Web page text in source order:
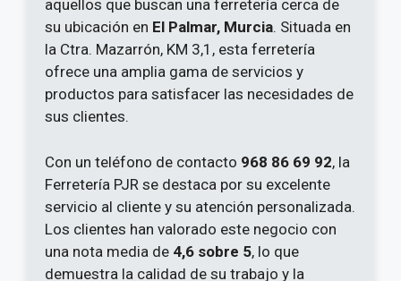
aquellos que buscan una ferretería cerca de
su ubicación en El Palmar, Murcia. Situada en
la Ctra. Mazarrón, KM 3,1, esta ferretería
ofrece una amplia gama de servicios y
productos para satisfacer las necesidades de
sus clientes.
Con un teléfono de contacto 968 86 69 92, la
Ferretería PJR se destaca por su excelente
servicio al cliente y su atención personalizada.
Los clientes han valorado este negocio con
una nota media de 4,6 sobre 5, lo que
demuestra la calidad de su trabajo y la